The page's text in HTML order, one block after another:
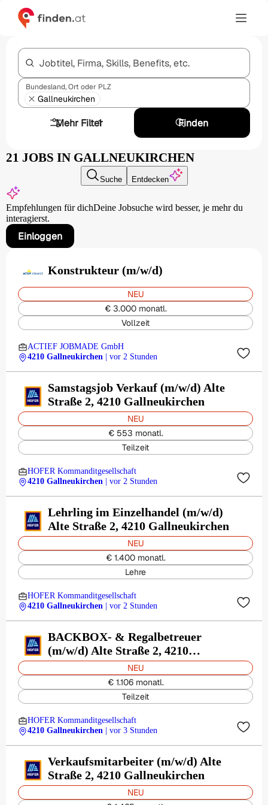
Jobtitel, Firma, Skills, Benefits, etc.
Bundesland, Ort oder PLZ
Gallneukirchen
Mehr Filter
1 Finden
21 JOBS IN GALLNEUKIRCHEN
Suche Entdecken
Empfehlungen für dichDeine Jobsuche wird besser, je mehr du
interagierst.
Einloggen
Konstrukteur (m/w/d)
NEU
€ 3.000 monatl.
Vollzeit
ACTIEF JOBMADE GmbH
4210 Gallneukirchen
| vor 2 Stunden
Samstagsjob Verkauf (m/w/d) Alte
Straße 2, 4210 Gallneukirchen
NEU
€ 553 monatl.
Teilzeit
HOFER Kommanditgesellschaft
4210 Gallneukirchen
| vor 2 Stunden
Lehrling im Einzelhandel (m/w/d)
Alte Straße 2, 4210 Gallneukirchen
NEU
€ 1.400 monatl.
Lehre
HOFER Kommanditgesellschaft
4210 Gallneukirchen
| vor 2 Stunden
BACKBOX- & Regalbetreuer
(m/w/d) Alte Straße 2, 4210
GallneukirchenNEU
€ 1.106 monatl.
Teilzeit
HOFER Kommanditgesellschaft
4210 Gallneukirchen
| vor 3 Stunden
Verkaufsmitarbeiter (m/w/d) Alte
Straße 2, 4210 Gallneukirchen
NEU